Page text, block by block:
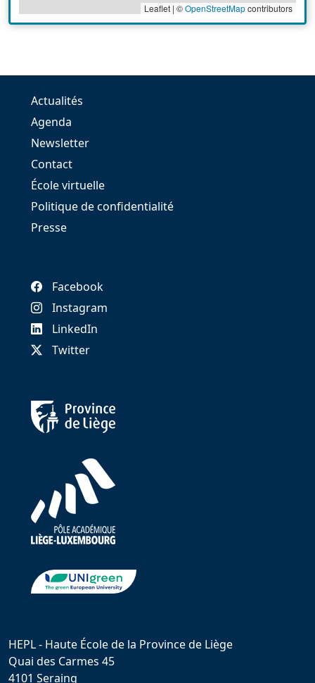
Leaflet | ©OpenStreetMapcontributors
Actualités
Agenda
Newsletter
Contact
École virtuelle
Politique de confidentialité
Presse
Facebook
Instagram
LinkedIn
Twitter
HEPL - Haute École de la Province de Liège
Quai des Carmes 45
4101 Seraing